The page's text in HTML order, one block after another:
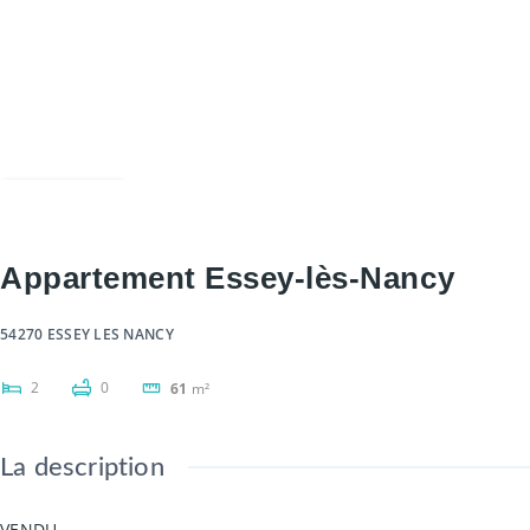
Appartement Essey-lès-Nancy
54270 ESSEY LES NANCY
2 0 61 m²
La description